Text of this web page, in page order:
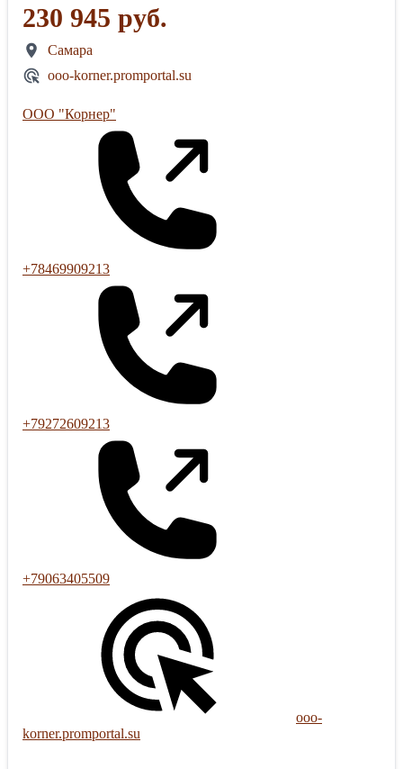
230 945 руб.
Самара
ooo-korner.promportal.su
ООО "Корнер"
+78469909213
+79272609213
+79063405509
ooo-
korner.promportal.su